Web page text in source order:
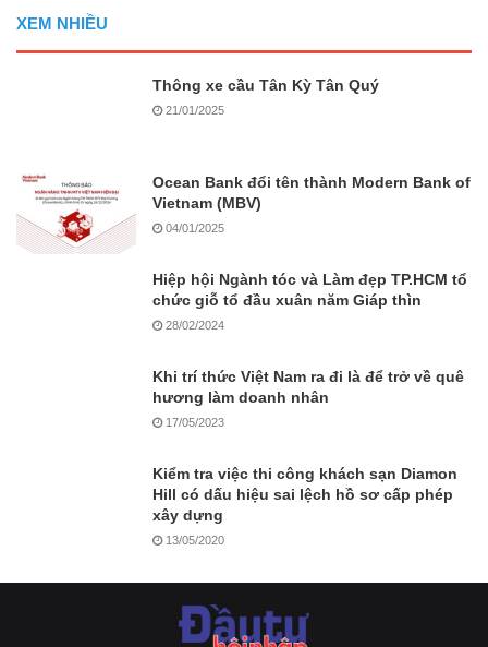
XEM NHIỀU
Thông xe cầu Tân Kỳ Tân Quý
21/01/2025
Ocean Bank đổi tên thành Modern Bank of
Vietnam (MBV)
04/01/2025
Hiệp hội Ngành tóc và Làm đẹp TP.HCM tổ
chức giỗ tổ đầu xuân năm Giáp thìn
28/02/2024
Khi trí thức Việt Nam ra đi là để trở về quê
hương làm doanh nhân
17/05/2023
Kiểm tra việc thi công khách sạn Diamon
Hill có dấu hiệu sai lệch hồ sơ cấp phép
xây dựng
13/05/2020